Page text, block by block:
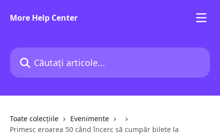
More Help Center
Căutați articole...
Toate colecțiile
Evenimente
Primesc eroarea 50 când încerc să cumpăr bilete la